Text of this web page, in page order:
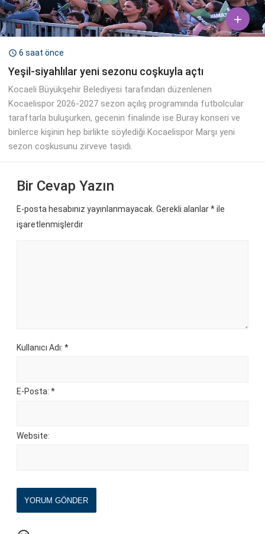

 6 saat önce
Yeşil-siyahlılar yeni sezonu coşkuyla açtı
Kocaeli Büyükşehir Belediyesi tarafından düzenlenen
Kocaelispor 2026-2027 sezon açılış programında futbolcular
taraftarla buluşurken, gecenin finalinde ise Buray konseri ve
binlerce kişinin hep birlikte söylediği Kocaelispor Marşı yeni
sezon coşkusunu zirveye taşıdı.
Bir Cevap Yazın
E-posta hesabınız yayınlanmayacak. Gerekli alanlar*ile
işaretlenmişlerdir
Kullanıcı Adı: *
E-Posta: *
Website:
YORUM GÖNDER